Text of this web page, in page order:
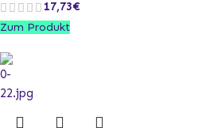
17,73€
Zum Produkt